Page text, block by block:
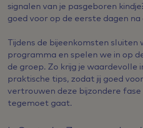
signalen van je pasgeboren
goed voor op de eerste dagen na
Tijdens de bijeenkomsten sluiten
programma en spelen we in op
de groep. Zo krijg je waardevolle
praktische tips, zodat jij goed
vertrouwen deze bijzondere fase
tegemoet gaat.